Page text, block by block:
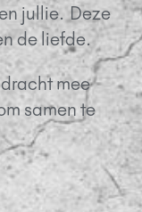
jullie. Deze
de liefde.
mee
samen te